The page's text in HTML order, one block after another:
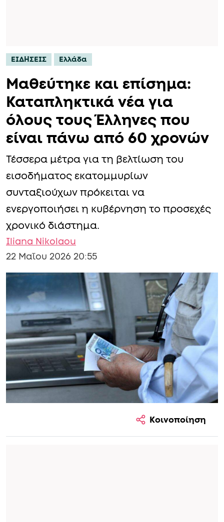
ΕΙΔΗΣΕΙΣ Ελλάδα
Μαθεύτηκε και επίσημα:
Καταπληκτικά νέα για
όλους τους Έλληνες που
είναι πάνω από 60 χρονών
Τέσσερα μέτρα για τη βελτίωση του
εισοδήματος εκατομμυρίων
συνταξιούχων πρόκειται να
ενεργοποιήσει η κυβέρνηση το προσεχές
χρονικό διάστημα.
Iliana Nikolaou
22 Μαΐου 2026 20:55
Κοινοποίηση